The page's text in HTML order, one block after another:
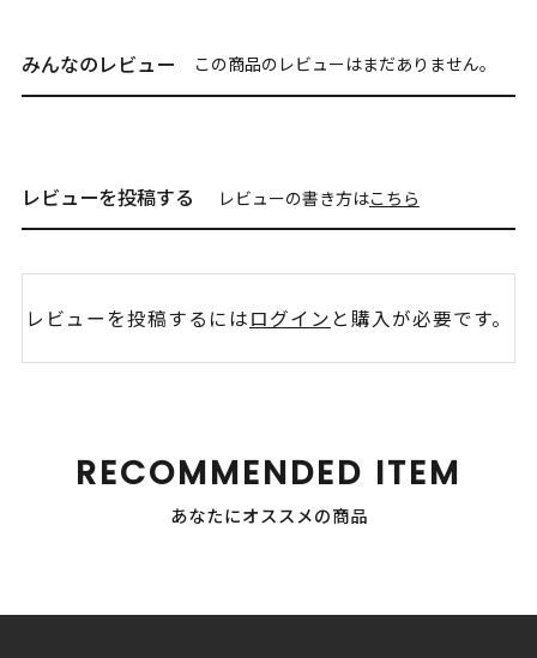
みんなのレビュー この商品のレビューはまだありません。
レビューを投稿する レビューの書き方はこちら
レビューを投稿するにはログイン と購入が必要です。
RECOMMENDED ITEM
あなたにオススメの商品